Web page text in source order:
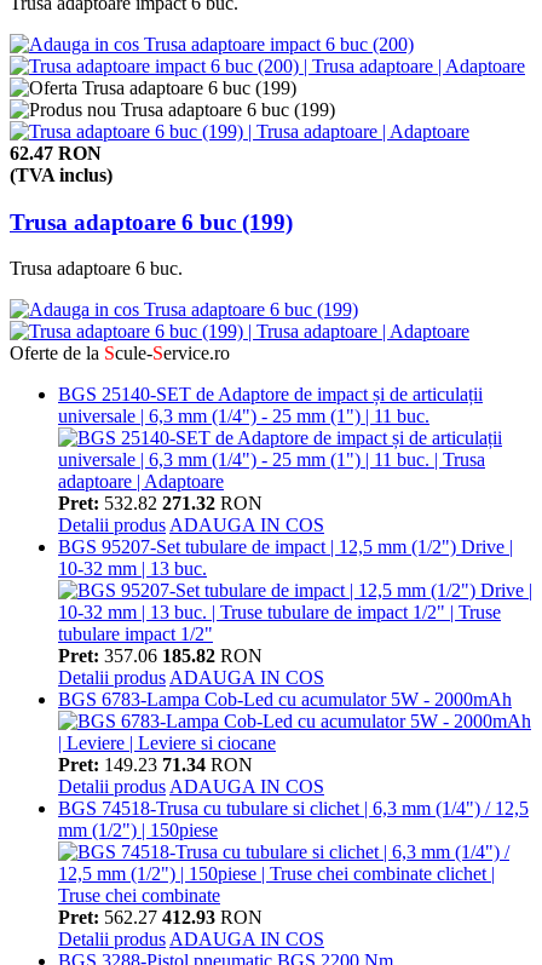
62.47 RON
(TVA inclus)
Trusa adaptoare 6 buc (199)
Trusa adaptoare 6 buc.
Oferte de la Scule-Service.ro
BGS 25140-SET de Adaptore de impact și de articulații
universale | 6,3 mm (1/4") - 25 mm (1") | 11 buc.
Pret: 532.82 271.32 RON
Detalii produs ADAUGA IN COS
BGS 95207-Set tubulare de impact | 12,5 mm (1/2") Drive |
10-32 mm | 13 buc.
Pret: 357.06 185.82 RON
Detalii produs ADAUGA IN COS
BGS 6783-Lampa Cob-Led cu acumulator 5W - 2000mAh
Pret: 149.23 71.34 RON
Detalii produs ADAUGA IN COS
BGS 74518-Trusa cu tubulare si clichet | 6,3 mm (1/4") / 12,5
mm (1/2") | 150piese
Pret: 562.27 412.93 RON
Detalii produs ADAUGA IN COS